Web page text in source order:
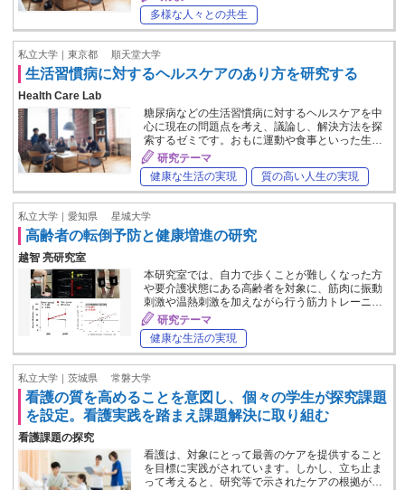
多様な人々との共生
私立大学｜東京都 順天堂大学
生活習慣病に対するヘルスケアのあり方を研究する
Health Care Lab
糖尿病などの生活習慣病に対するヘルスケアを中
心に現在の問題点を考え、議論し、解決方法を探
索するゼミです。おもに運動や食事といった生…
研究テーマ
健康な生活の実現
質の高い人生の実現
私立大学｜愛知県 星城大学
高齢者の転倒予防と健康増進の研究
越智 亮研究室
本研究室では、自力で歩くことが難しくなった方
や要介護状態にある高齢者を対象に、筋肉に振動
刺激や温熱刺激を加えながら行う筋力トレーニ…
研究テーマ
健康な生活の実現
私立大学｜茨城県 常磐大学
看護の質を高めることを意図し、個々の学生が探究課題
を設定。看護実践を踏まえ課題解決に取り組む
看護課題の探究
看護は、対象にとって最善のケアを提供すること
を目標に実践がされています。しかし、立ち止ま
って考えると、研究等で示されたケアの根拠が…